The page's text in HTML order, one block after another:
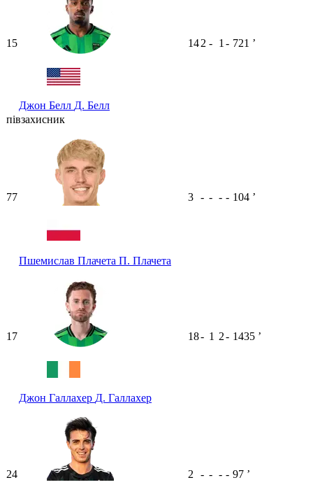
15
Джон Белл Д. Белл
142 - 1 - 721 ʼ
півзахисник
77
Пшемислав Плачета П. Плачета
3 - - - - 104 ʼ
17
Джон Галлахер Д. Галлахер
18- 1 2- 1435 ʼ
24 2 - - - - 97 ʼ